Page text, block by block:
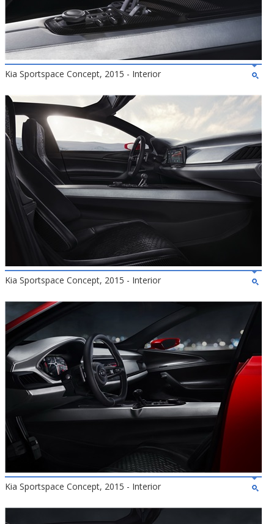
Kia Sportspace Concept, 2015 - Interior
Kia Sportspace Concept, 2015 - Interior
Kia Sportspace Concept, 2015 - Interior